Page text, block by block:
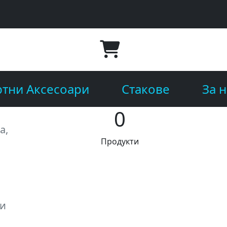
Аксесоари Стакове За
0
Продукти